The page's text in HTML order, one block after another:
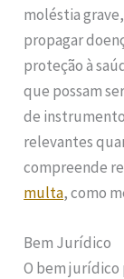
moléstia
propagar
proteção à
que possam
de
relevantes
compreende
multa, como
Bem Jurídico
O bem jurídico